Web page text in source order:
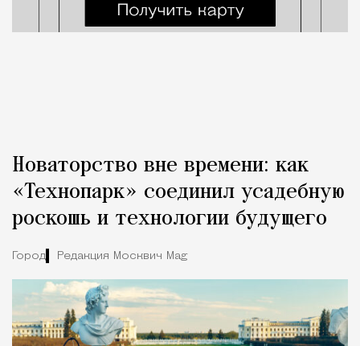
Новаторство вне времени: как
«Технопарк» соединил усадебную
роскошь и технологии будущего
Город Редакция Москвич Mag